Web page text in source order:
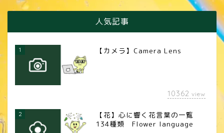
人気記事
1 【カメラ】Camera Lens
10362 view
2
【花】心に響く花言葉の一覧
134種類 Flower language